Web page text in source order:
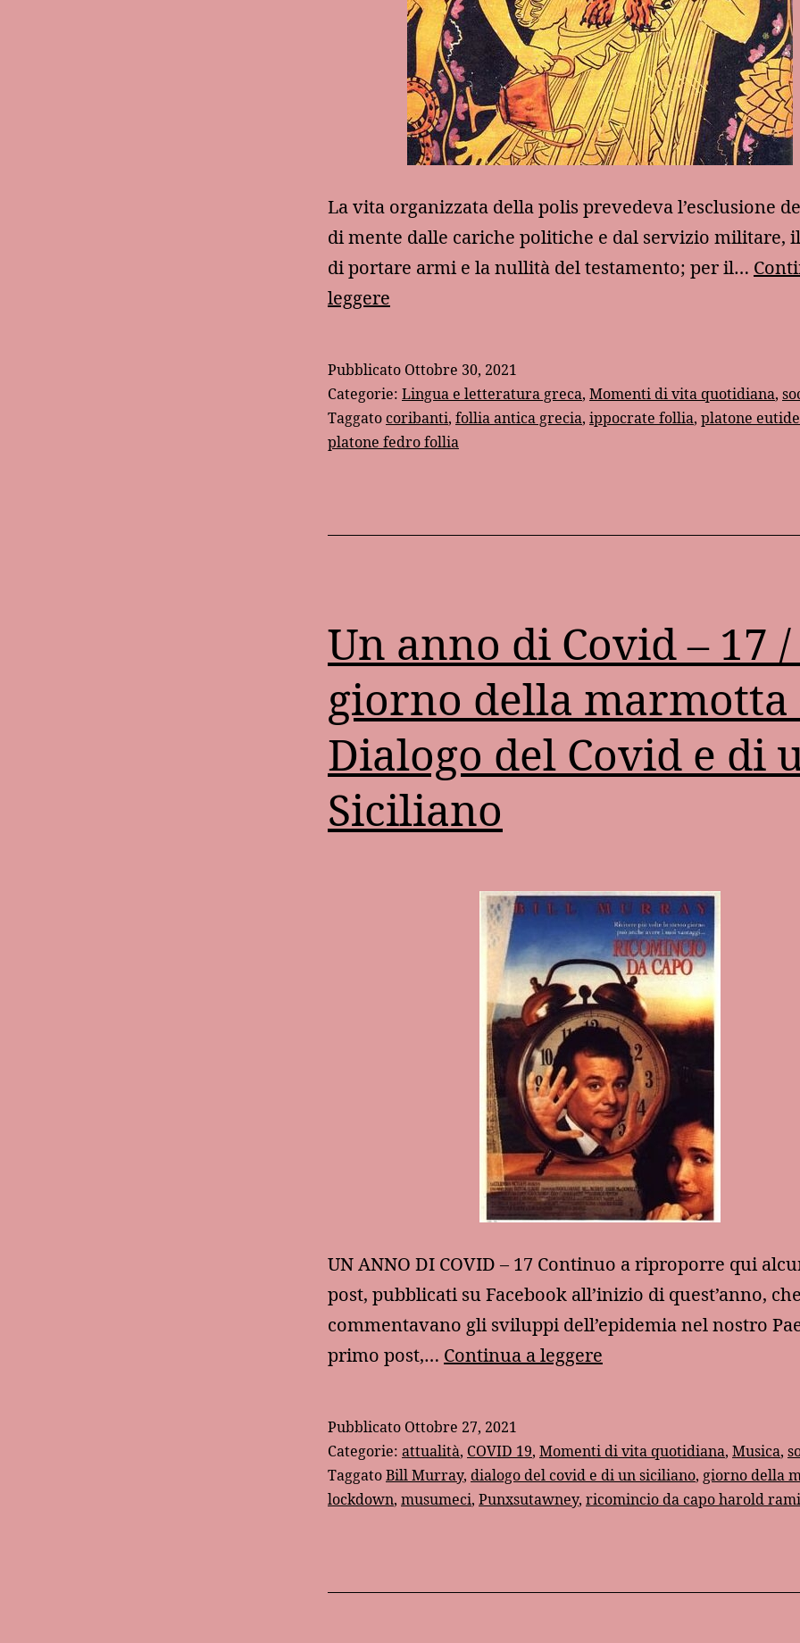
La vita organizzata della polis prevedeva l’esclusione
di mente dalle cariche politiche e dal servizio militare,
di portare armi e la nullità del testamento; per il…
leggere
malattie
mentali
nell’antica
Pubblicato Ottobre 30, 2021
Categorie: Lingua e letteratura greca, Momenti di vita quotidiana,
Taggatocoribanti, follia antica grecia, ippocrate follia, platone
platone fedro follia
Un anno di Covid – 17
giorno della marmotta
Dialogo del Covid e di
Siciliano
UN ANNO DI COVID – 17 Continuo a riproporre qui
post, pubblicati su Facebook all’inizio di quest’anno, che
commentavano gli sviluppi dell’epidemia nel nostro
primo post,… Continua a leggere
Covid
–
17
giorno
Pubblicato Ottobre 27, 2021
Categorie: attualità, COVID 19, Momenti di vita quotidiana, Musica,
TaggatoBill Murray, dialogo del covid e di un siciliano, giorno della
lockdown, musumeci, Punxsutawney, ricomincio da capo harold